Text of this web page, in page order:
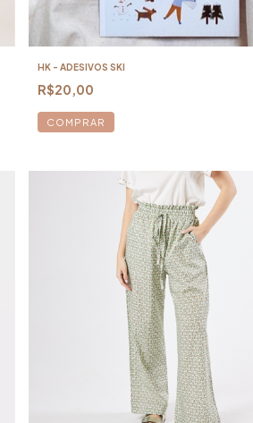
HK - ADESIVOS SKI
R$20,00